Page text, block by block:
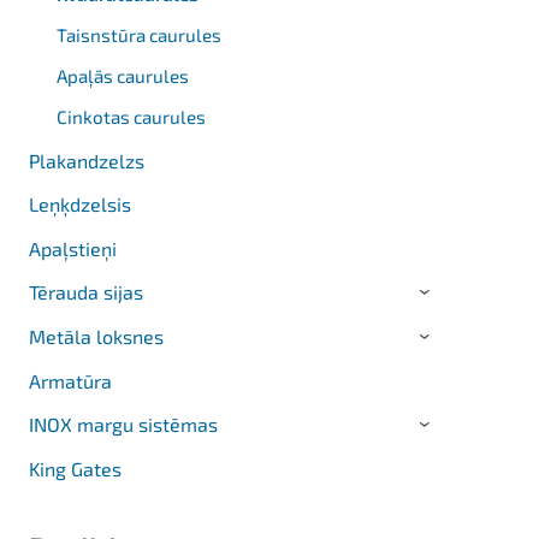
Taisnstūra caurules
Apaļās caurules
Cinkotas caurules
Plakandzelzs
Leņķdzelsis
Apaļstieņi
Tērauda sijas
›
Metāla loksnes ›
Armatūra
INOX margu sistēmas
›
King Gates